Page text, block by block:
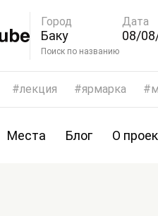
Город
Баку
Дата
08/
Поиск по названию
лекция ярмарка
Места Блог О